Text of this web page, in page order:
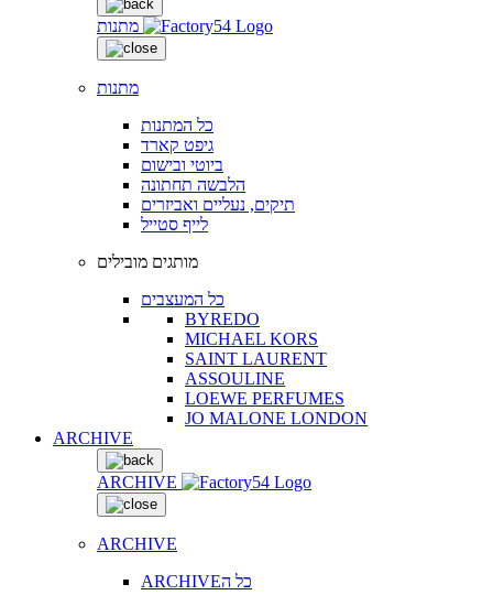
מתנות
מתנות
כל המתנות
גיפט קארד
ביוטי ובישום
הלבשה תחתונה
תיקים, נעליים ואביזרים
לייף סטייל
מותגים מובילים
כל המעצבים
BYREDO
MICHAEL KORS
SAINT LAURENT
ASSOULINE
LOEWE PERFUMES
JO MALONE LONDON
ARCHIVE
ARCHIVE
ARCHIVE
ARCHIVEכל ה